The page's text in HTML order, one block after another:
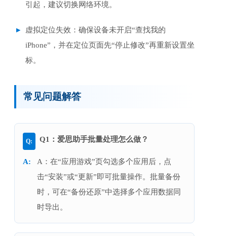
引起，建议切换网络环境。
虚拟定位失效：确保设备未开启“查找我的
iPhone”，并在定位页面先“停止修改”再重新设置坐
标。
常见问题解答
Q1：爱思助手批量处理怎么做？
A：在“应用游戏”页勾选多个应用后，点
击“安装”或“更新”即可批量操作。批量备份
时，可在“备份还原”中选择多个应用数据同
时导出。